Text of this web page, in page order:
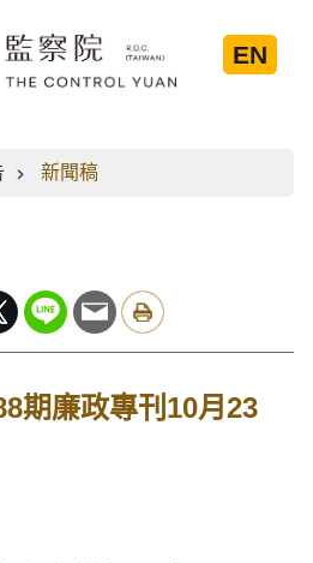
EN
新聞稿
期廉政專刊10月23